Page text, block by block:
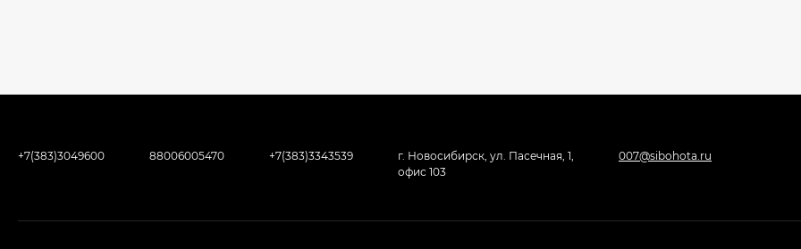
+7(383)3049600 88006005470 +7(383)3343539
г. Новосибирск, ул. Пасечная, 1,
офис 103
007@sibohota.ru